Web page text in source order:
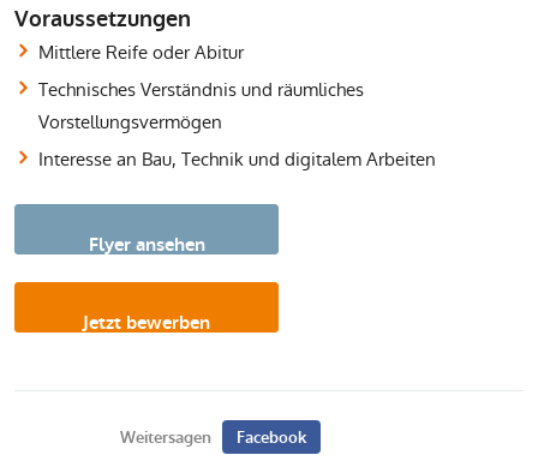
Voraussetzungen
Mittlere Reife oder Abitur
Technisches Verständnis und räumliches
Vorstellungsvermögen
Interesse an Bau, Technik und digitalem Arbeiten
Flyer ansehen
Jetzt bewerben
Weitersagen Facebook